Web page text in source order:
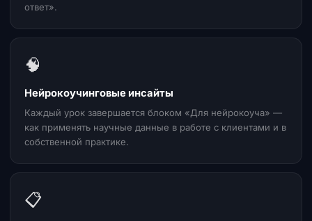
ответ».
🧠
Нейрокоучинговые инсайты
Каждый урок завершается блоком «Для нейрокоуча» —
как применять научные данные в работе с клиентами и в
собственной практике.
📋